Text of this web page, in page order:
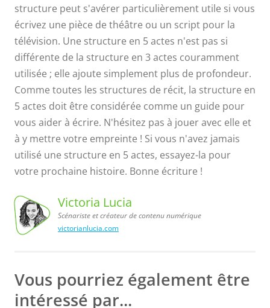
structure peut s'avérer particulièrement utile si vous
écrivez une pièce de théâtre ou un script pour la
télévision. Une structure en 5 actes n'est pas si
différente de la structure en 3 actes couramment
utilisée ; elle ajoute simplement plus de profondeur.
Comme toutes les structures de récit, la structure en
5 actes doit être considérée comme un guide pour
vous aider à écrire. N'hésitez pas à jouer avec elle et
à y mettre votre empreinte ! Si vous n'avez jamais
utilisé une structure en 5 actes, essayez-la pour
votre prochaine histoire. Bonne écriture !
Victoria
Lucia,
Scénariste
et créateur
de contenu
numérique
Victoria Lucia
Scénariste et créateur de contenu numérique
victorianlucia.com
Vous pourriez également être
intéressé par...